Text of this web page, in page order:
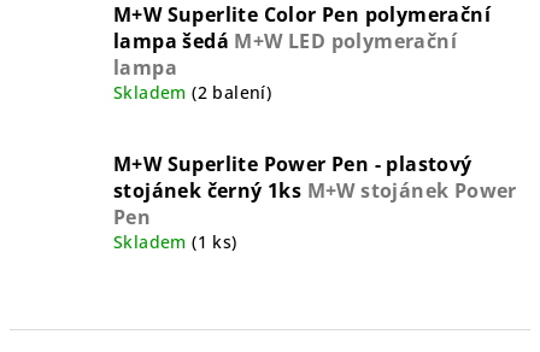
M+W Superlite Color Pen polymerační
lampa šedá M+W LED polymerační
lampa
Skladem(2 balení)
M+W Superlite Power Pen - plastový
stojánek černý 1ks M+W stojánek Power
Pen
Skladem(1 ks)